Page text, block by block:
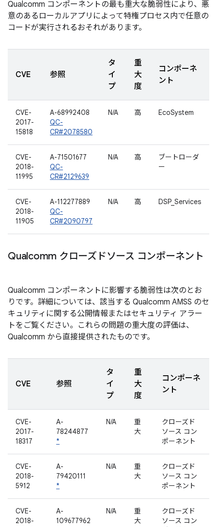
Qualcomm コンポーネントの最も重大な脆弱性により、悪
意のあるローカルアプリによって特権プロセス内で任意の
コードが実行されるおそれがあります。
CVE 参照
タ
イ
プ
重
大
度
コンポーネ
ント
CVE-
2017-
15818
A-68992408
QC-
CR#2078580
N/A 高 EcoSystem
CVE-
2018-
11995
A-71501677
QC-
CR#2129639
N/A 高
ブートローダ
ー
CVE-
2018-
11905
A-112277889
QC-
CR#2090797
N/A 高 DSP_Services
Qualcomm クローズドソース コンポーネント
Qualcomm コンポーネントに影響する脆弱性は次のとお
りです。詳細については、該当する Qualcomm AMSS のセ
キュリティに関する公開情報またはセキュリティ アラー
トをご覧ください。これらの問題の重大度の評価は、
Qualcomm から直接提供されたものです。
CVE 参照
タ
イ
プ
重
大
度
コンポーネ
ント
CVE-
2017-
18317
A-
78244877
*
N/A
重
大
クローズド
ソース コン
ポーネント
CVE-
2018-
5912
A-
79420111
*
N/A
重
大
クローズド
ソース コン
ポーネント
CVE-
2018-
A-
109677962
N/A
重
大
クローズド
ソース コン